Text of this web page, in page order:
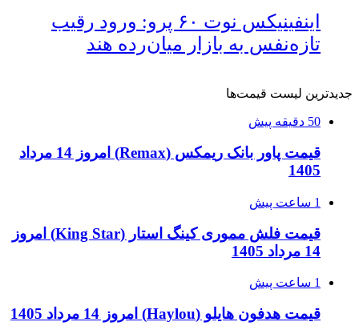
اینفینیکس نوت ۶۰ پرو: ورود رقیب
تازه‌نفس به بازار میان‌رده هند
جدیدترین لیست قیمت‌ها
50 دقیقه پیش
قیمت پاور بانک ریمکس (Remax) امروز 14 مرداد
1405
1 ساعت پیش
قیمت فلش مموری کینگ استار (King Star) امروز
14 مرداد 1405
1 ساعت پیش
قیمت هدفون هایلو (Haylou) امروز 14 مرداد 1405